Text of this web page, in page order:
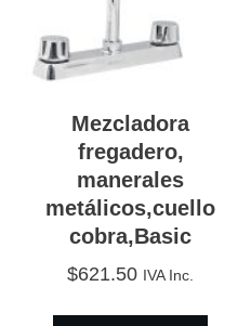
Mezcladora
fregadero,
manerales
metálicos,cuello
cobra,Basic
$621.50 IVA Inc.